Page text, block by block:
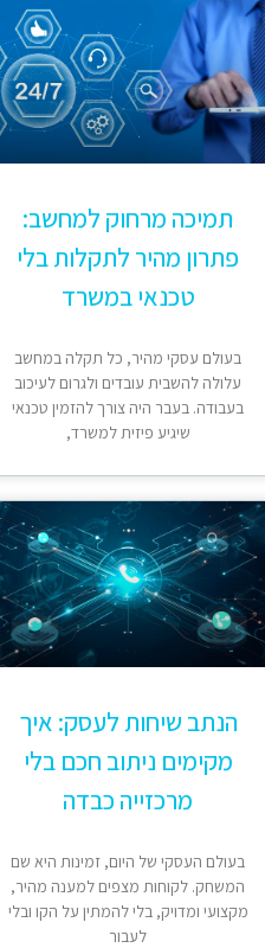
תמיכה מרחוק למחשב:
פתרון מהיר לתקלות בלי
טכנאי במשרד
בעולם עסקי מהיר, כל תקלה במחשב
עלולה להשבית עובדים ולגרום לעיכוב
בעבודה. בעבר היה צורך להזמין טכנאי
שיגיע פיזית למשרד,
הנתב שיחות לעסק: איך
מקימים ניתוב חכם בלי
מרכזייה כבדה
בעולם העסקי של היום, זמינות היא שם
המשחק. לקוחות מצפים למענה מהיר,
מקצועי ומדויק, בלי להמתין על הקו ובלי
לעבור